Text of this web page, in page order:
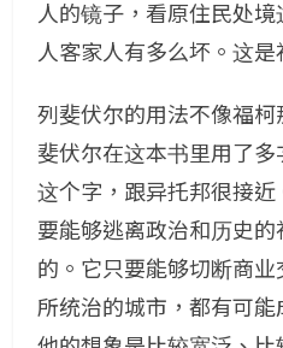
人的镜子，看原住民处
人客家人有多么坏。这是
列斐伏尔的用法不像福柯
斐伏尔在这本书里用了
这个字，跟异托邦很接
要能够逃离政治和历史
的。它只要能够切断商
所统治的城市，都有可